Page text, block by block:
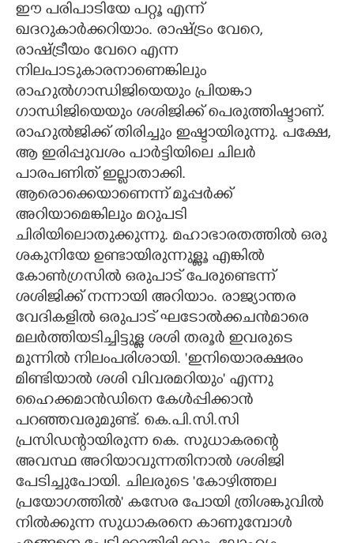
CONTACT US
ഈ പരിപാടിയേ പറ്റൂ എന്ന്
ഖദറുകാർക്കറിയാം. രാഷ്ട്രം വേറെ,
രാഷ്ട്രീയം വേറെ എന്ന
നിലപാടുകാരനാണെങ്കിലും
രാഹുൽഗാന്ധിജിയെയും പ്രിയങ്കാ
ഗാന്ധിജിയെയും ശശിജിക്ക് പെരുത്തിഷ്ടാണ്.
രാഹുൽജിക്ക് തിരിച്ചും ഇഷ്ടായിരുന്നു. പക്ഷേ,
ആ ഇരിപ്പുവശം പാർട്ടിയിലെ ചിലർ
പാരപണിത് ഇല്ലാതാക്കി.
ആരൊക്കെയാണെന്ന് മൂപ്പർക്ക്
അറിയാമെങ്കിലും മറുപടി
ചിരിയിലൊതുക്കുന്നു. മഹാഭാരതത്തിൽ ഒരു
ശകുനിയേ ഉണ്ടായിരുന്നുള്ളൂ എങ്കിൽ
കോൺഗ്രസിൽ ഒരുപാട് പേരുണ്ടെന്ന്
ശശിജിക്ക് നന്നായി അറിയാം. രാജ്യാന്തര
വേദികളിൽ ഒരുപാട് ഘടോൽക്കചൻമാരെ
മലർത്തിയടിച്ചിട്ടുള്ള ശശി തരൂർ ഇവരുടെ
മുന്നിൽ നിലംപരിശായി. 'ഇനിയൊരക്ഷരം
മിണ്ടിയാൽ ശശി വിവരമറിയും" എന്നു
ഹൈക്കമാൻഡിനെ കേൾപ്പിക്കാൻ
പറഞ്ഞവരുമുണ്ട്. കെ.പി.സി.സി
പ്രസിഡന്റായിരുന്ന കെ. സുധാകരന്റെ
അവസ്ഥ അറിയാവുന്നതിനാൽ ശശിജി
പേടിച്ചുപോയി. ചിലരുടെ 'കോഴിത്തല
പ്രയോഗത്തിൽ" കസേര പോയി ത്രിശങ്കുവിൽ
നിൽക്കുന്ന സുധാകരനെ കാണുമ്പോൾ